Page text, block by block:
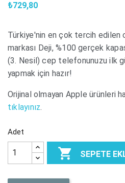
₺729,80
Türkiye'nin en çok tercih
markası Deji, %100 gerçek
(3. Nesil) cep telefonunuzu ilk
yapmak için hazır!
Orijinal olmayan Apple ürünleri
tıklayınız.
Adet
 SEPETE